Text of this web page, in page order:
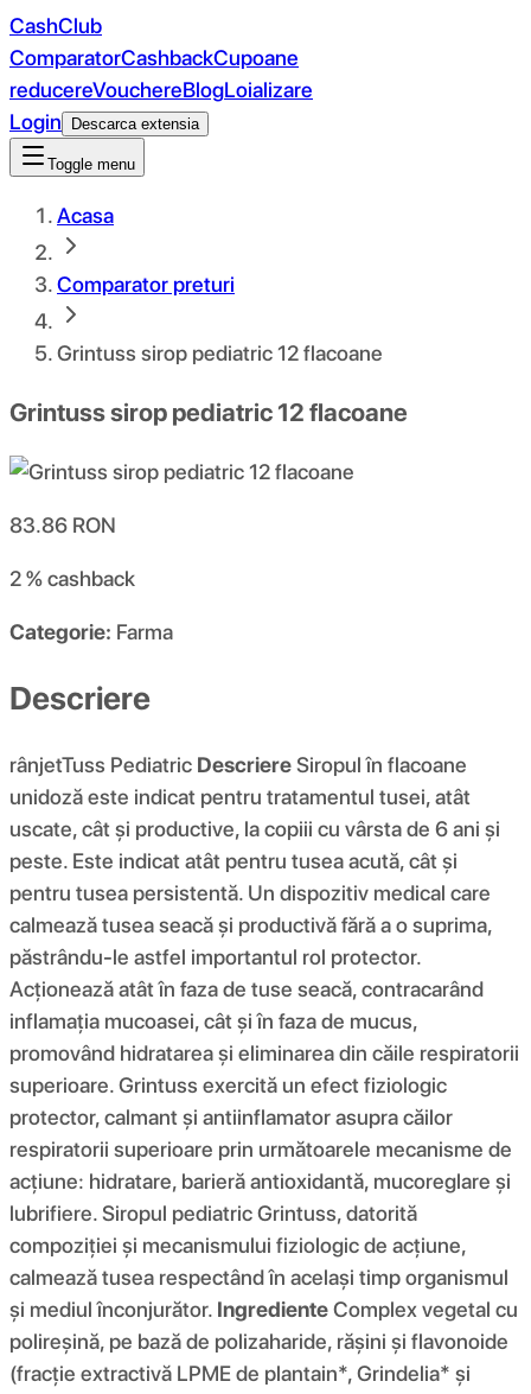
CashClub
ComparatorCashbackCupoane
reducereVouchereBlogLoializare
Login
Descarca extensia
Toggle menu
Acasa
Comparator preturi
Grintuss sirop pediatric 12 flacoane
Grintuss sirop pediatric 12 flacoane
83.86 RON
2 %cashback
Categorie: Farma
Descriere
rânjetTuss Pediatric DescriereSiropul în flacoane
unidoză este indicat pentru tratamentul tusei, atât
uscate, cât și productive, la copiii cu vârsta de 6 ani și
peste. Este indicat atât pentru tusea acută, cât și
pentru tusea persistentă. Un dispozitiv medical care
calmează tusea seacă și productivă fără a o suprima,
păstrându-le astfel importantul rol protector.
Acționează atât în ​​faza de tuse seacă, contracarând
inflamația mucoasei, cât și în faza de mucus,
promovând hidratarea și eliminarea din căile respiratorii
superioare. Grintuss exercită un efect fiziologic
protector, calmant și antiinflamator asupra căilor
respiratorii superioare prin următoarele mecanisme de
acțiune: hidratare, barieră antioxidantă, mucoreglare și
lubrifiere. Siropul pediatric Grintuss, datorită
compoziției și mecanismului fiziologic de acțiune,
calmează tusea respectând în același timp organismul
și mediul înconjurător. IngredienteComplex vegetal cu
polireșină, pe bază de polizaharide, rășini și flavonoide
(fracție extractivă LPME de plantain*, Grindelia* și